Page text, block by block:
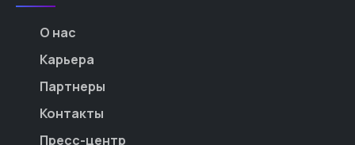
О нас
Карьера
Партнеры
Контакты
Пресс-центр